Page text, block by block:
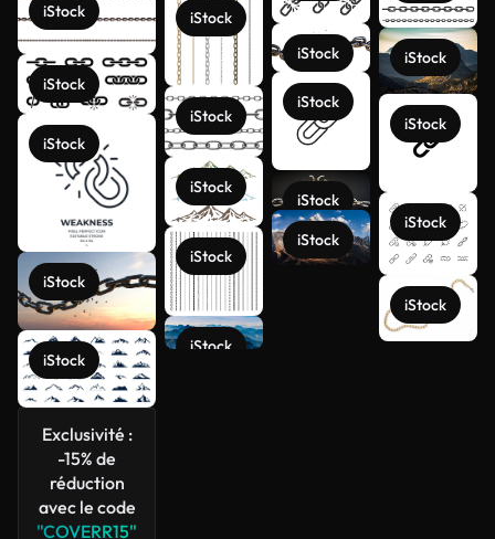
iStock
iStock
iStock
iStock
iStock
Exclusivité :
-15% de
réduction
avec le code
"COVERR15"
iStock
iStock
iStock
iStock
iStock
iStock
iStock
iStock
iStock
iStock
iStock
iStock
iStock